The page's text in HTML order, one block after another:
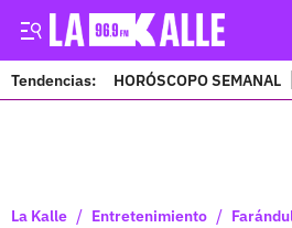
Tendencias: HORÓSCOPO SEMANAL
La Kalle / Entretenimiento /